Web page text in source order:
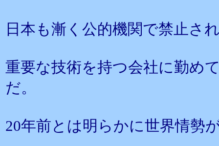
日本も漸く公的機関で禁止さ
重要な技術を持つ会社に勤め
だ。
20年前とは明らかに世界情勢